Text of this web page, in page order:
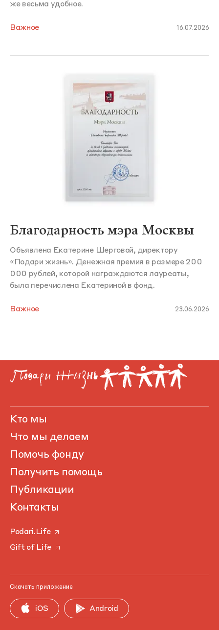
же весьма удобное.
Важное 16.07.2026
Благодарность мэра Москвы
Объявлена Екатерине Шерговой, директору
«Подари жизнь». Денежная премия в размере 200
000 рублей, которой награждаются лауреаты,
была перечислена Екатериной в фонд.
Важное 23.06.2026
Кто мы
Что мы делаем
Помочь фонду
Получить помощь
Публикации
Контакты
Podari.Life
Gift of Life
Скачать приложение
iOS Android